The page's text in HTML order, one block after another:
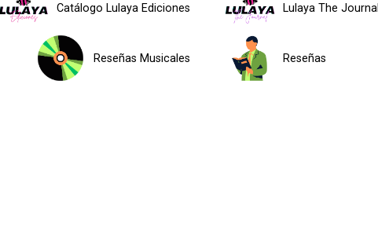
Catálogo Lulaya Ediciones Lulaya The Journal
Reseñas Musicales Reseñas